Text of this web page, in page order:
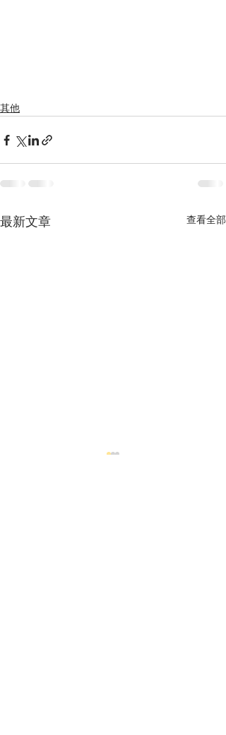
其他
最新文章 查看全部